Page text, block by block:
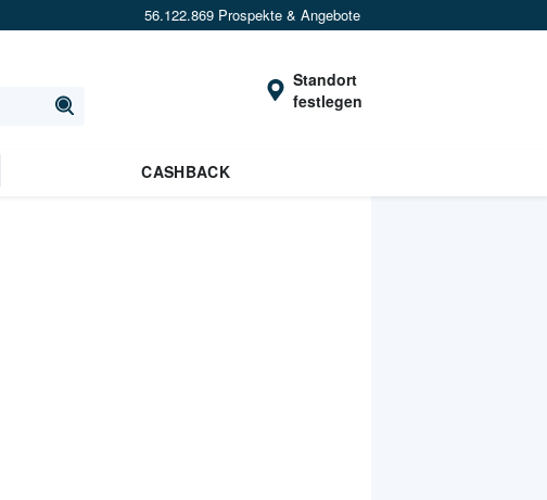
56.122.869 Prospekte & Angebote
Standort
festlegen
CASHBACK